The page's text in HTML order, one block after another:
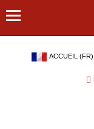
ACCUEIL (FR)